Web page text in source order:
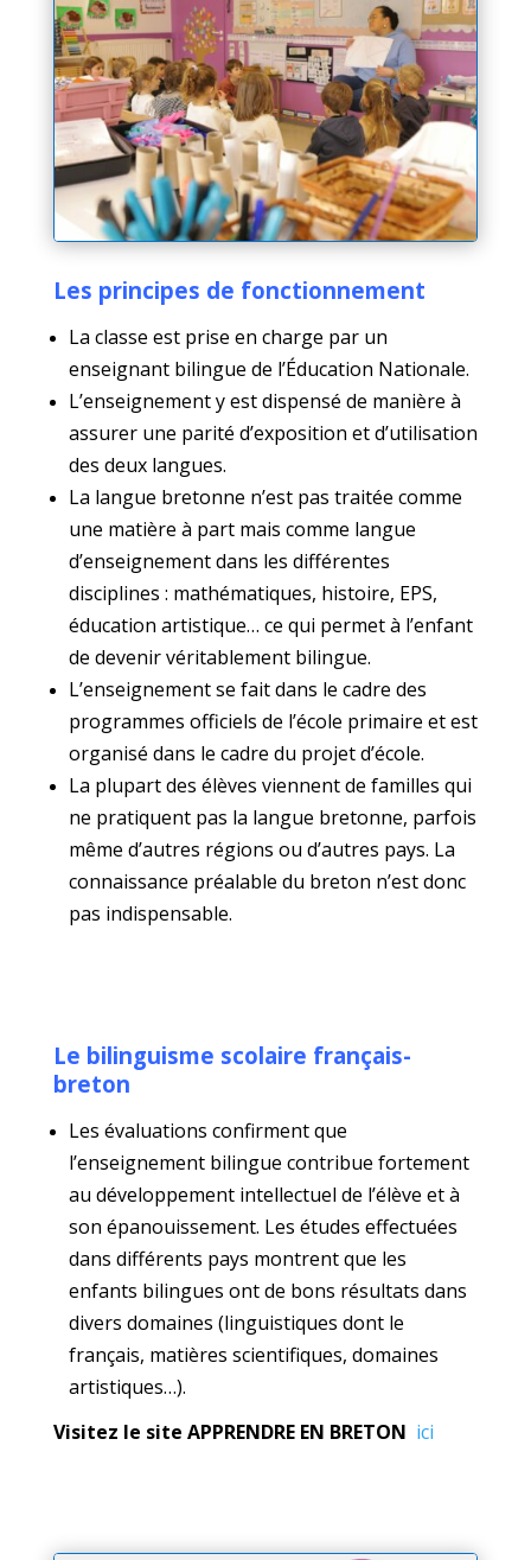
Les principes de fonctionnement
La classe est prise en charge par un
enseignant bilingue de l’Éducation Nationale.
L’enseignement y est dispensé de manière à
assurer une parité d’exposition et d’utilisation
des deux langues.
La langue bretonne n’est pas traitée comme
une matière à part mais comme langue
d’enseignement dans les différentes
disciplines : mathématiques, histoire, EPS,
éducation artistique… ce qui permet à l’enfant
de devenir véritablement bilingue.
L’enseignement se fait dans le cadre des
programmes officiels de l’école primaire et est
organisé dans le cadre du projet d’école.
La plupart des élèves viennent de familles qui
ne pratiquent pas la langue bretonne, parfois
même d’autres régions ou d’autres pays. La
connaissance préalable du breton n’est donc
pas indispensable.
Le bilinguisme scolaire français-
breton
Les évaluations confirment que
l’enseignement bilingue contribue fortement
au développement intellectuel de l’élève et à
son épanouissement. Les études effectuées
dans différents pays montrent que les
enfants bilingues ont de bons résultats dans
divers domaines (linguistiques dont le
français, matières scientifiques, domaines
artistiques…).
Visitez le site APPRENDRE EN BRETON ici